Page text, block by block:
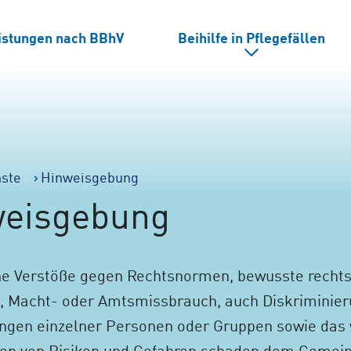
nach BBhV Beihilfe in Pflegefällen
Hinweisgebung
Verstöße gegen Rechtsnormen, bewusste
Macht- oder Amtsmissbrauch, auch
einzelner Personen oder Gruppen sowie